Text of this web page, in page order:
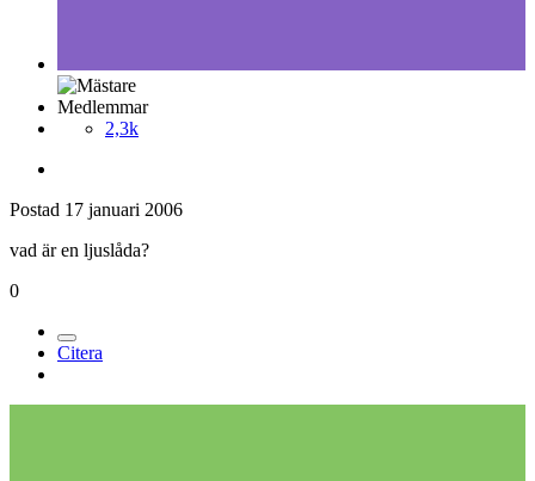
Medlemmar
2,3k
Postad 17 januari 2006
vad är en ljuslåda?
0
Citera